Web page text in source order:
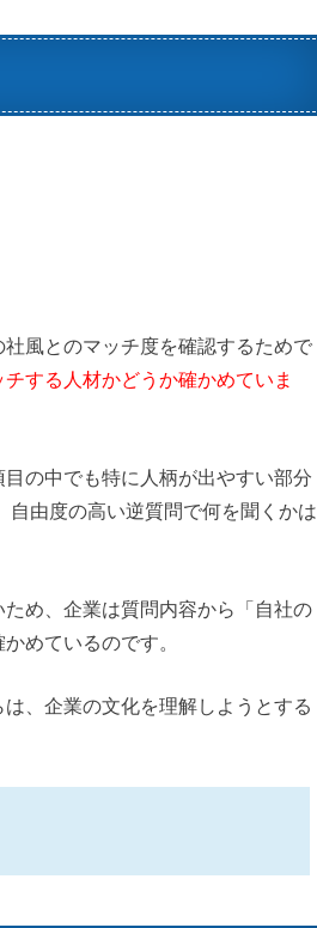
風とのマッチ度を確認するためで
する人材かどうか確かめていま
の中でも特に人柄が出やすい部分
自由度の高い逆質問で何を聞くかは
め、企業は質問内容から「自社の
めているのです。
、企業の文化を理解しようとする